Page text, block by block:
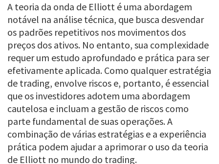
A teoria da onda de Elliott é uma abordagem
notável na análise técnica, que busca desvendar
os padrões repetitivos nos movimentos dos
preços dos ativos. No entanto, sua complexidade
requer um estudo aprofundado e prática para ser
efetivamente aplicada. Como qualquer estratégia
de trading, envolve riscos e, portanto, é essencial
que os investidores adotem uma abordagem
cautelosa e incluam a gestão de riscos como
parte fundamental de suas operações. A
combinação de várias estratégias e a experiência
prática podem ajudar a aprimorar o uso da teoria
de Elliott no mundo do trading.